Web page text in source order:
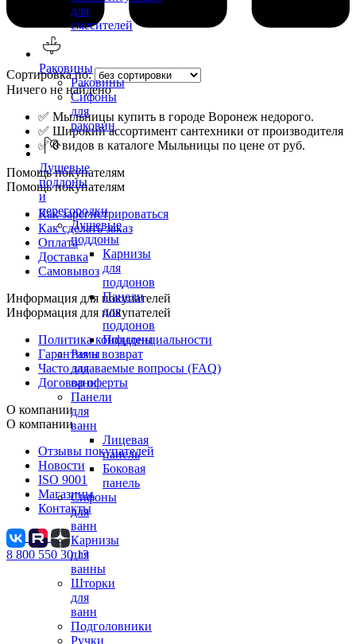
для
смесителей
Раковины
Раковины
Сифоны
для
раковин
Душевые
поддоны
и
перегородки
Душевые
поддоны
Карнизы
для
поддонов
Панели
для
поддонов
Поддоны
Рамы
для
ванн
Панели
для
ванн
Лицевая
панель
Боковая
панель
Сифоны
для
ванн
Карнизы
для
ванны
Шторки
для
ванн
Подголовники
Ручки
Сортировка по:
Ничего не найдено
✅ Мыльницы купить в городе Воронеж недорого.
✅ Широкий ассортимент сантехники от производителя
✅ 0 видов в каталоге Мыльницы по цене от руб.
Помощь покупателям
Помощь покупателям
Как зарегистрироваться
Как сделать заказ
Оплата
Доставка
Самовывоз
Информация для покупателей
Информация для покупателей
Политика конфиденциальности
Гарантия и возврат
Часто задаваемые вопросы (FAQ)
Договор оферты
О компании
О компании
Отзывы покупателей
Новости
ISO 9001
Магазины
Контакты
8 800 550 30 13